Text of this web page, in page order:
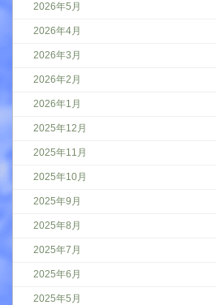
2026年5月
2026年4月
2026年3月
2026年2月
2026年1月
2025年12月
2025年11月
2025年10月
2025年9月
2025年8月
2025年7月
2025年6月
2025年5月